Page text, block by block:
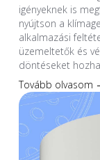
igényeknek is
nyújtson a
alkalmazási
üzemeltetők és
döntéseket
Tovább olvasom